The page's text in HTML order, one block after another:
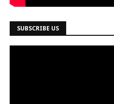
SUBSCRIBE US